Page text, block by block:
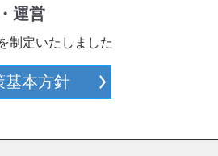
運営
制定いたしました
基本方針